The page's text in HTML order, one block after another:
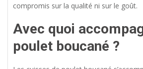
compromis sur la qualité ni sur le goût.
Avec quoi
poulet boucané ?